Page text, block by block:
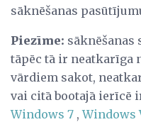
sāknēšanas
Piezīme: sāknēšanas
tāpēc tā ir neatkarīga
vārdiem sakot,
vai citā bootajā ierīcē
Windows 7 ,Windows